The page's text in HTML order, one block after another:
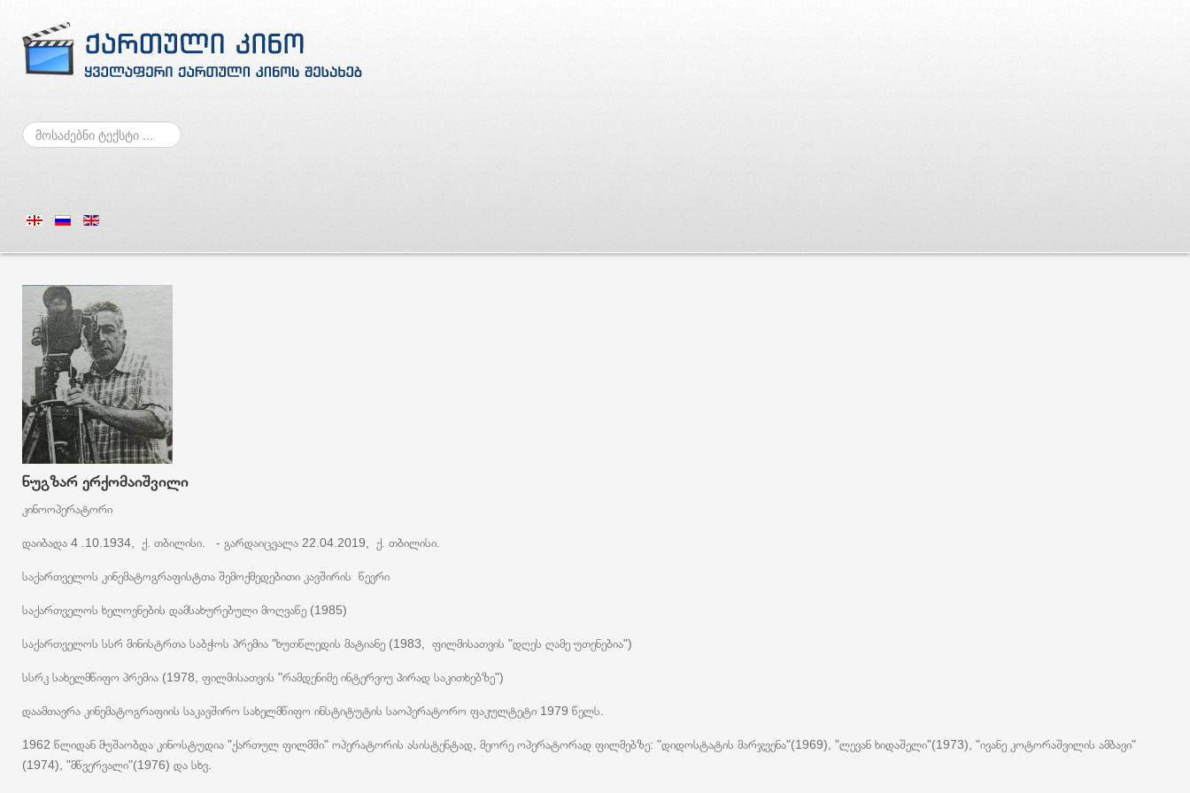
ძებნა
ნუგზარ ერქომაიშვილი
კინოოპერატორი
დაიბადა 4 .10.1934, ქ. თბილისი. - გარდაიცვალა 22.04.2019, ქ. თბილისი.
საქართველოს კინემატოგრაფისტთა შემოქმედებითი კავშირის წევრი
საქართველოს ხელოვნების დამსახურებული მოღვაწე (1985)
საქართველოს სსრ მინისტრთა საბჭოს პრემია "ხუთწლედის მატიანე (1983, ფილმისათვის "დღეს ღამე უთენებია")
სსრკ სახელმწიფო პრემია (1978, ფილმისათვის "რამდენიმე ინტერვიუ პირად საკითხებზე")
დაამთავრა კინემატოგრაფიის საკავშირო სახელმწიფო ინსტიტუტის საოპერატორო ფაკულტეტი 1979 წელს.
1962 წლიდან მუშაობდა კინოსტუდია "ქართულ ფილმში" ოპერატორის ასისტენტად, მეორე ოპერატორად ფილმებზე: "დიდოსტატის მარჯვენა"(1969), "ლევან ხიდაშელი"(1973), "ივანე კოტორაშვილის ამბავი"
(1974), "მწვერვალი"(1976) და სხვ.